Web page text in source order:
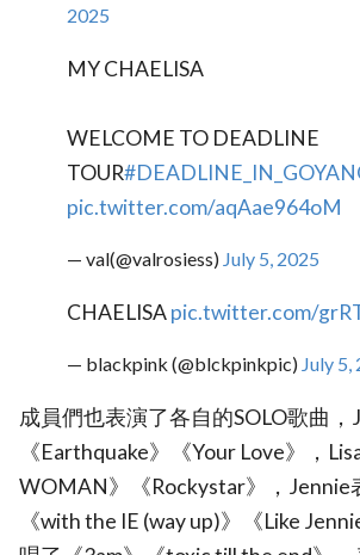
2025
MY CHAELISA
WELCOME TO DEADLINE
TOUR
pic.twitter.com/aqAae964oM
— val(@valrosiess) July 5, 2025
CHAELISApic.twitter.com/
— blackpink (@blckpinkpic) July 5,
成員們也表演了各自的SOLO歌曲，
《Earthquake》《Your Love》，
WOMAN》《Rockystar》，Jennie
《with the IE (way up)》《Like